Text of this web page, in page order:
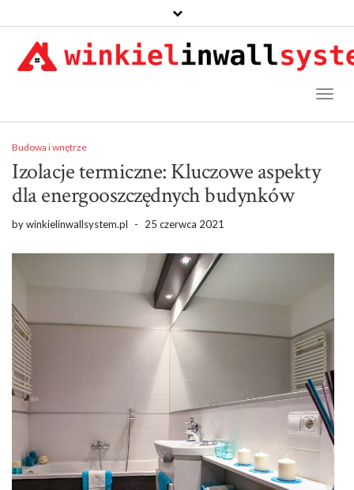
Budowa i wnętrze
Izolacje termiczne: Kluczowe aspekty
dla energooszczędnych budynków
bywinkielinwallsystem.pl - 25 czerwca 2021